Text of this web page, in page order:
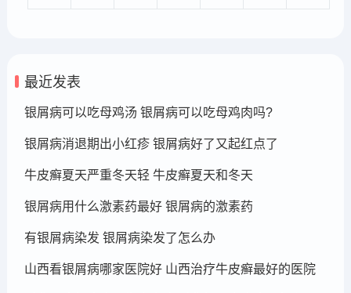
最近发表
银屑病可以吃母鸡汤 银屑病可以吃母鸡肉吗?
银屑病消退期出小红疹 银屑病好了又起红点了
牛皮癣夏天严重冬天轻 牛皮癣夏天和冬天
银屑病用什么激素药最好 银屑病的激素药
有银屑病染发 银屑病染发了怎么办
山西看银屑病哪家医院好 山西治疗牛皮癣最好的医院